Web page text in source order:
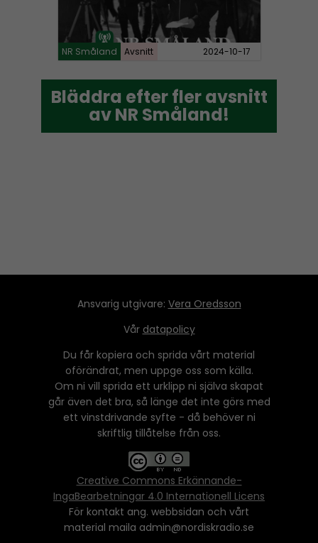
NR Småland Avsnitt 2024-10-17
Bläddra efter fler avsnitt
av NR Småland!
Bläddra efter fler avsnitt
av NR Småland!
Ansvarig utgivare: Vera Oredsson
Vår datapolicy
Du får kopiera och sprida vårt material
oförändrat, men uppge oss som källa.
Om ni vill sprida ett urklipp ni själva skapat
går även det bra, så länge det inte görs med
ett vinstdrivande syfte - då behöver ni
skriftlig tillåtelse från oss.
Creative Commons Erkännande-
IngaBearbetningar 4.0 Internationell Licens
För kontakt ang. webbsidan och vårt
material maila admin@nordiskradio.se